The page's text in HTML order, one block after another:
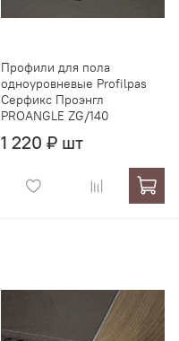
Профили для пола
одноуровневые Profilpas
Серфикс Проэнгл
PROANGLE ZG/140
1 220 ₽ шт